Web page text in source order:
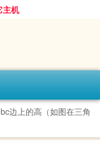
主机
边上的高（如图在三角